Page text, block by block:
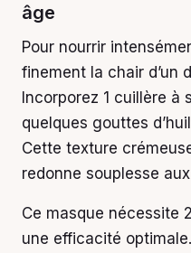
âge
Pour nourrir
finement la chair d’un
Incorporez 1 cuillère à
quelques gouttes
Cette texture
redonne souplesse
Ce masque nécessite
une efficacité